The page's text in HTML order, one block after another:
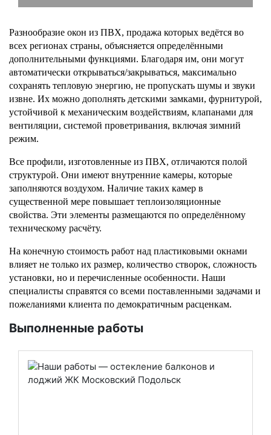
Разнообразие окон из ПВХ, продажа которых ведётся во
всех регионах страны, объясняется определёнными
дополнительными функциями. Благодаря им, они могут
автоматически открываться/закрываться, максимально
сохранять тепловую энергию, не пропускать шумы и звуки
извне. Их можно дополнять детскими замками, фурнитурой,
устойчивой к механическим воздействиям, клапанами для
вентиляции, системой проветривания, включая зимний
режим.
Все профили, изготовленные из ПВХ, отличаются полой
структурой. Они имеют внутренние камеры, которые
заполняются воздухом. Наличие таких камер в
существенной мере повышает теплоизоляционные
свойства. Эти элементы размещаются по определённому
техническому расчёту.
На конечную стоимость работ над пластиковыми окнами
влияет не только их размер, количество створок, сложность
установки, но и перечисленные особенности. Наши
специалисты справятся со всеми поставленными задачами и
пожеланиями клиента по демократичным расценкам.
Выполненные работы